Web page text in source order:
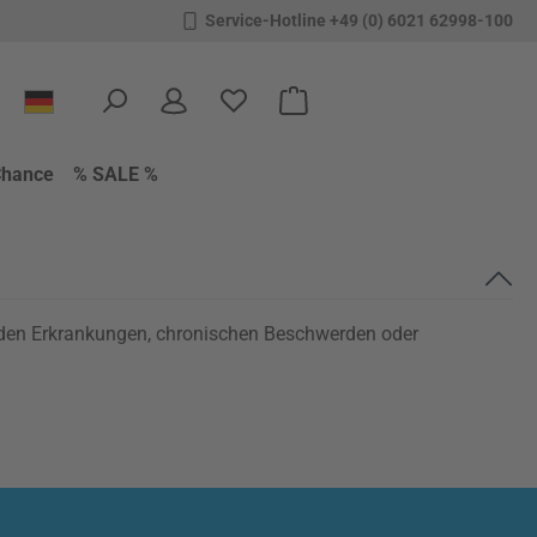
Service-Hotline +49 (0) 6021 62998-100
Du hast 0 Produkte auf dem Merkzettel
Warenkorb enthält 0
% SALE %
Erkrankungen, chronischen Beschwerden oder